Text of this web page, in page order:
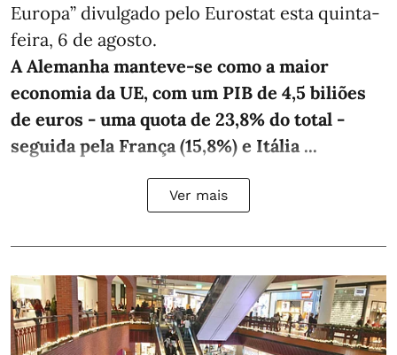
Europa” divulgado pelo Eurostat esta quinta-
feira, 6 de agosto.
A Alemanha manteve‑se como a maior
economia da UE, com um PIB de 4,5 biliões
de euros - uma quota de 23,8% do total -
seguida pela França (15,8%) e Itália ...
Ver mais